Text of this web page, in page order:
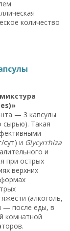
количество
— 3 капсулы
сырью). Такая
сут) и Glycyrrhiza
и
при острых
верхних
(алкоголь,
— после еды, в
комнатной